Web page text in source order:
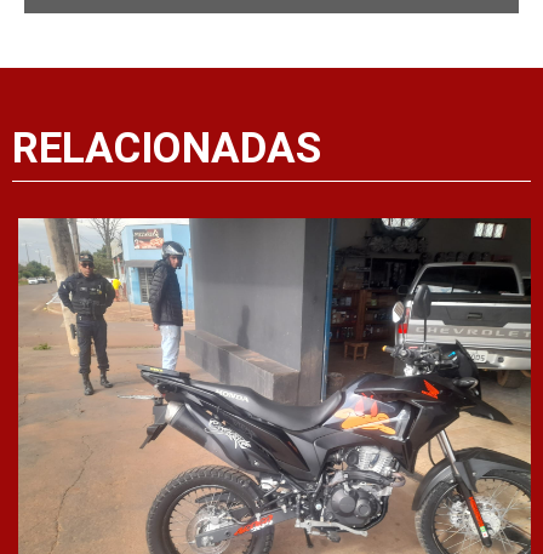
RELACIONADAS